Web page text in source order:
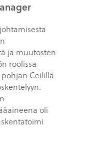
ja muutosten
roolissa
Ceilillä
oli